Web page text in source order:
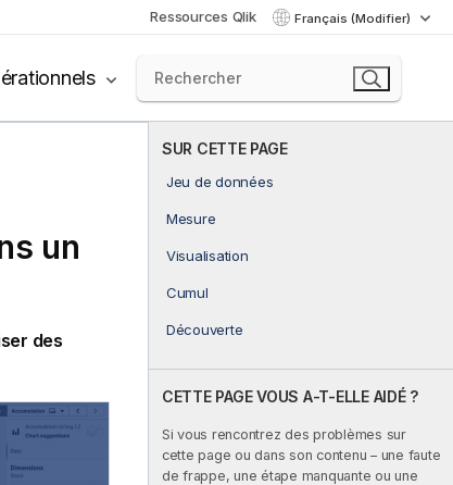
Ressources Qlik Français (Modifier)
SUR CETTE PAGE
Jeu de données
Mesure
Visualisation
Cumul
Découverte
CETTE PAGE VOUS A-T-ELLE AIDÉ ?
Si vous rencontrez des problèmes sur
cette page ou dans son contenu – une faute
de frappe, une étape manquante ou une
un
des